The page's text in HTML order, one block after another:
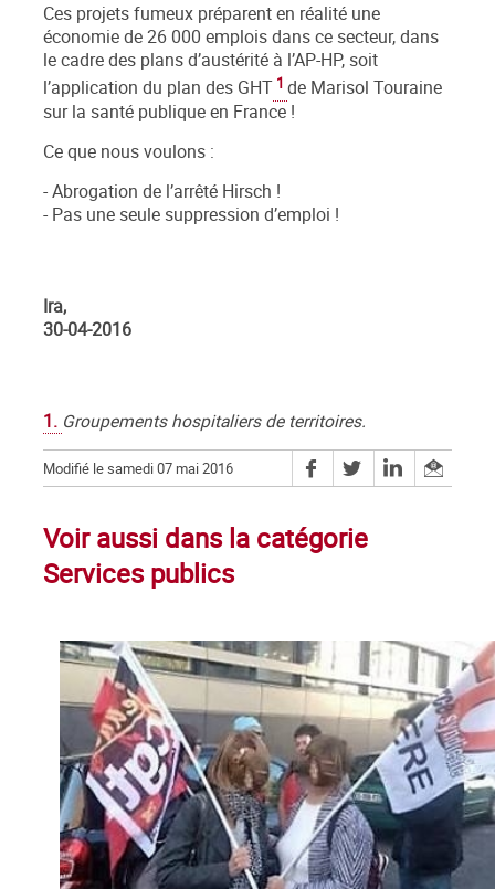
Ces projets fumeux préparent en réalité une
économie de 26 000 emplois dans ce secteur, dans
le cadre des plans d’austérité à l’AP-HP, soit
l’application du plan des GHT 1 de Marisol Touraine
sur la santé publique en France !
Ce que nous voulons :
- Abrogation de l’arrêté Hirsch !
- Pas une seule suppression d’emploi !
Ira,
30-04-2016
1. Groupements hospitaliers de territoires.
Modifié le samedi 07 mai 2016
Voir aussi dans la catégorie
Services publics